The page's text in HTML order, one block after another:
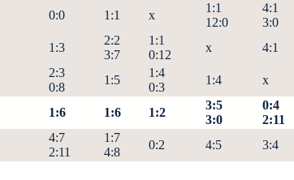
0:0 1:1 x
1:1
12:0
4:1
3:0
1:3
2:2
3:7
1:1
0:12
x 4:1
2:3
0:8
1:5
1:4
0:3
1:4 x
1:6 1:6 1:2
3:5
3:0
0:4
2:11
4:7
2:11
1:7
4:8
0:2 4:5 3:4